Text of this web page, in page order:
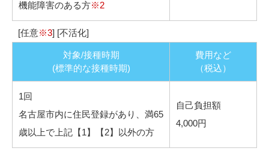
機能障害のある方※2
[任意※3] [不活化]
対象/接種時期
(標準的な接種時期)
費用など
（税込）
1回
名古屋市内に住民登録があり、満65
歳以上で上記【1】【2】以外の方
自己負担額
4,000円